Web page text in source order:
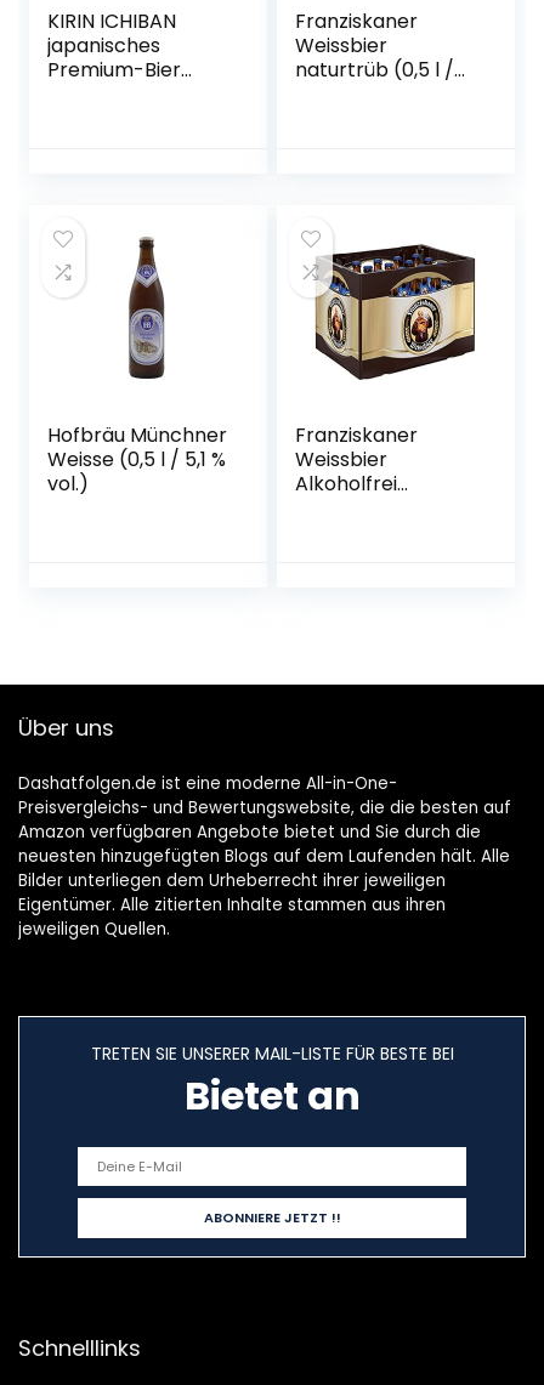
KIRIN ICHIBAN
japanisches
Premium-Bier
Einweg) (1 x 0,5 l)
Franziskaner
Weissbier
naturtrüb (0,5 l /
Hofbräu Münchner
Weisse (0,5 l / 5,1 %
vol.)
Franziskaner
Weissbier
Alkoholfrei
Über uns
Dashatfolgen.de ist eine moderne All-in-One-
Preisvergleichs- und Bewertungswebsite, die die besten auf
Amazon verfügbaren Angebote bietet und Sie durch die
neuesten hinzugefügten Blogs auf dem Laufenden hält. Alle
Bilder unterliegen dem Urheberrecht ihrer jeweiligen
Eigentümer. Alle zitierten Inhalte stammen aus ihren
jeweiligen Quellen.
TRETEN SIE UNSERER MAIL-LISTE FÜR BESTE BEI
Bietet an
Schnelllinks